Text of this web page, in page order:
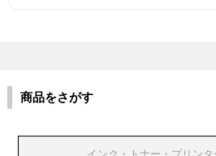
色同士のにじみがないこと。
浸透性
商品をさがす